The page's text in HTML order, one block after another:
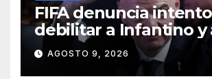
FIFA denuncia
debilitar a Infantino y
propio organismo
AGOSTO 9, 2026